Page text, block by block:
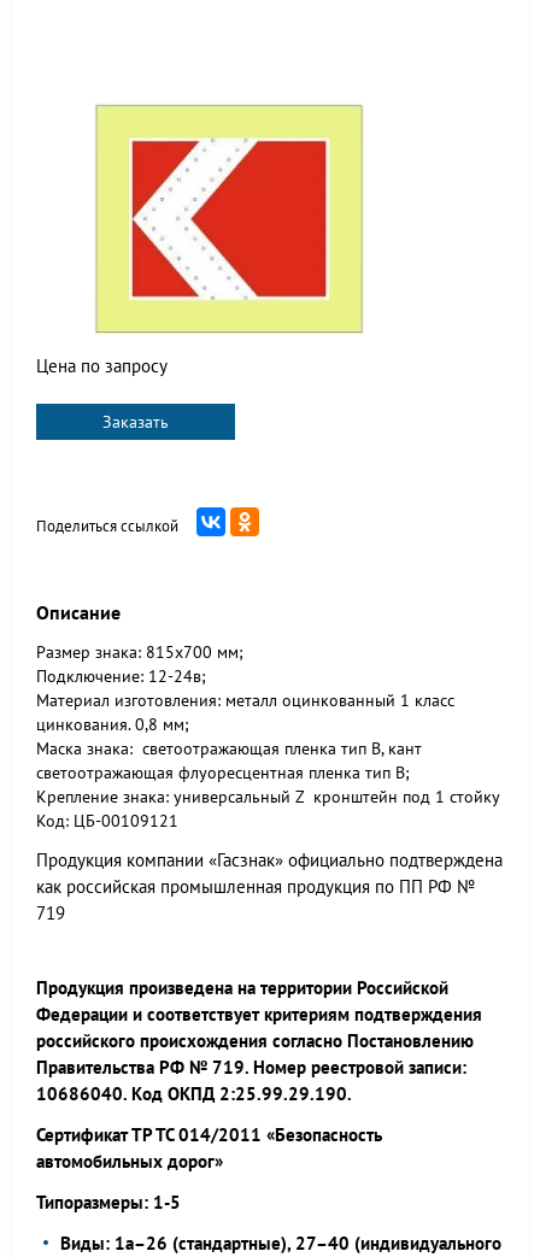
Цена по запросу
Заказать
Поделиться ссылкой
Описание
Размер знака: 815x700 мм;
Подключение: 12-24в;
Материал изготовления: металл оцинкованный 1 класс
цинкования. 0,8 мм;
Маска знака: светоотражающая пленка тип В, кант
светоотражающая флуоресцентная пленка тип В;
Крепление знака: универсальный Z кронштейн под 1 стойку
Код: ЦБ-00109121
Продукция компании «Гасзнак» официально подтверждена
как российская промышленная продукция по ПП РФ №
719
Продукция произведена на территории Российской
Федерации и соответствует критериям подтверждения
российского происхождения согласно Постановлению
Правительства РФ № 719. Номер реестровой записи:
10686040. Код ОКПД 2:25.99.29.190.
Сертификат ТР ТС 014/2011 «Безопасность
автомобильных дорог»
Типоразмеры: 1-5
Виды: 1а–26 (стандартные), 27–40 (индивидуального